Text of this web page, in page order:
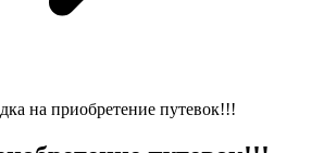
на приобретение путевок!!!